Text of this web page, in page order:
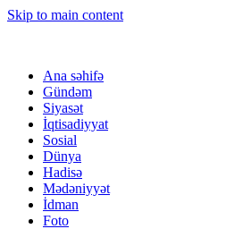
Skip to main content
Ana səhifə
Gündəm
Siyasət
İqtisadiyyat
Sosial
Dünya
Hadisə
Mədəniyyət
İdman
Foto